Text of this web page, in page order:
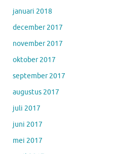
januari 2018
december 2017
november 2017
oktober 2017
september 2017
augustus 2017
juli 2017
juni 2017
mei 2017